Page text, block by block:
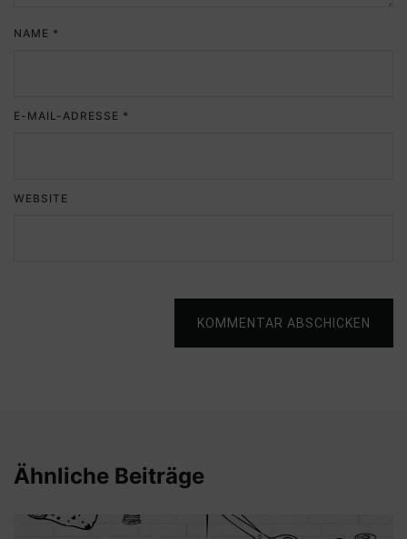
NAME *
E-MAIL-ADRESSE *
WEBSITE
KOMMENTAR ABSCHICKEN
Ähnliche Beiträge